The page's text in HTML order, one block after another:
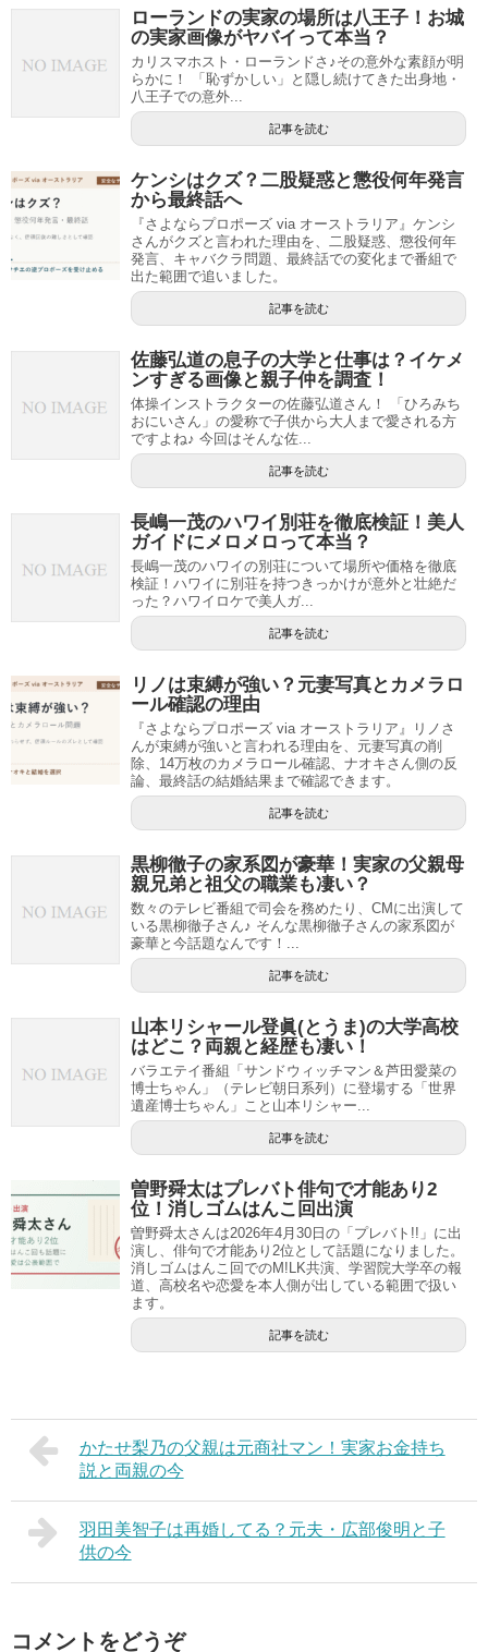
ローランドの実家の場所は八王子！お城
の実家画像がヤバイって本当？
カリスマホスト・ローランドさ♪その意外な素顔が明
らかに！ 「恥ずかしい」と隠し続けてきた出身地・
八王子での意外...
記事を読む
ケンシはクズ？二股疑惑と懲役何年発言
から最終話へ
『さよならプロポーズ via オーストラリア』ケンシ
さんがクズと言われた理由を、二股疑惑、懲役何年
発言、キャバクラ問題、最終話での変化まで番組で
出た範囲で追いました。
記事を読む
佐藤弘道の息子の大学と仕事は？イケメ
ンすぎる画像と親子仲を調査！
体操インストラクターの佐藤弘道さん！ 「ひろみち
おにいさん」の愛称で子供から大人まで愛される方
ですよね♪ 今回はそんな佐...
記事を読む
長嶋一茂のハワイ別荘を徹底検証！美人
ガイドにメロメロって本当？
長嶋一茂のハワイの別荘について場所や価格を徹底
検証！ハワイに別荘を持つきっかけが意外と壮絶だ
った？ハワイロケで美人ガ...
記事を読む
リノは束縛が強い？元妻写真とカメラロ
ール確認の理由
『さよならプロポーズ via オーストラリア』リノさ
んが束縛が強いと言われる理由を、元妻写真の削
除、14万枚のカメラロール確認、ナオキさん側の反
論、最終話の結婚結果まで確認できます。
記事を読む
黒柳徹子の家系図が豪華！実家の父親母
親兄弟と祖父の職業も凄い？
数々のテレビ番組で司会を務めたり、CMに出演して
いる黒柳徹子さん♪ そんな黒柳徹子さんの家系図が
豪華と今話題なんです！...
記事を読む
山本リシャール登眞(とうま)の大学高校
はどこ？両親と経歴も凄い！
バラエテイ番組「サンドウィッチマン＆芦田愛菜の
博士ちゃん」（テレビ朝日系列）に登場する「世界
遺産博士ちゃん」こと山本リシャー...
記事を読む
曽野舜太はプレバト俳句で才能あり2
位！消しゴムはんこ回出演
曽野舜太さんは2026年4月30日の「プレバト!!」に出
演し、俳句で才能あり2位として話題になりました。
消しゴムはんこ回でのM!LK共演、学習院大学卒の報
道、高校名や恋愛を本人側が出している範囲で扱い
ます。
記事を読む
かたせ梨乃の父親は元商社マン！実家お金持ち
説と両親の今
羽田美智子は再婚してる？元夫・広部俊明と子
供の今
コメントをどうぞ